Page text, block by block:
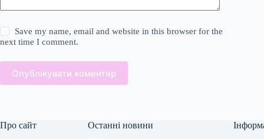
Save my name, email and website in this browser for the
next time I comment.
Опублікувати коментар
Про сайт
Останні новини